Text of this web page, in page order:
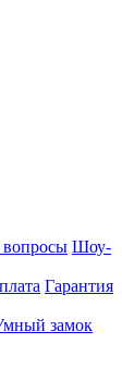
вопросы Шоу-
Гарантия
замок